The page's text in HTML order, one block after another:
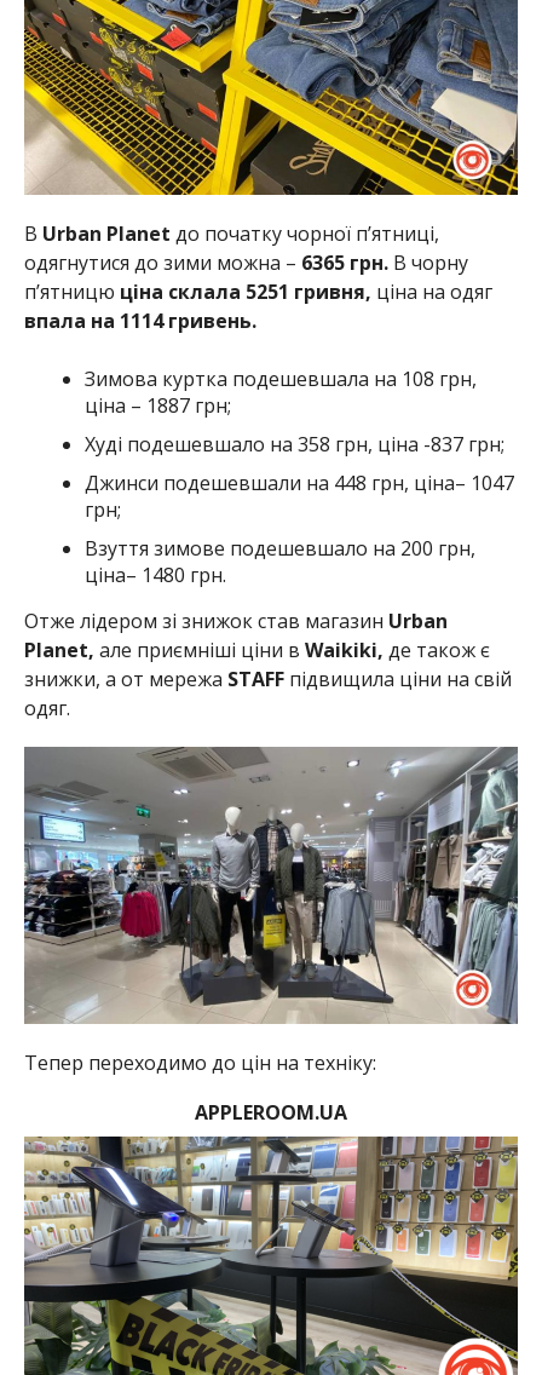
В Urban Planet до початку чорної п’ятниці,
одягнутися до зими можна – 6365 грн. В чорну
п’ятницю ціна склала 5251 гривня, ціна на одяг
впала на 1114 гривень.
Зимова куртка подешевшала на 108 грн,
ціна – 1887 грн;
Худі подешевшало на 358 грн, ціна -837 грн;
Джинси подешевшали на 448 грн, ціна– 1047
грн;
Взуття зимове подешевшало на 200 грн,
ціна– 1480 грн.
Отже лідером зі знижок став магазин Urban
Planet, але приємніші ціни в Waikiki, де також є
знижки, а от мережа STAFF підвищила ціни на свій
одяг.
Тепер переходимо до цін на техніку:
APPLEROOM.UA